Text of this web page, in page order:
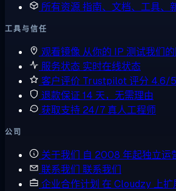
所有资源指南、文档、工具、
工具与信任
观看镜像 从你的 IP 测试我们
服务状态 实时在线状态
客户评价 Trustpilot 评分 4.6/5
退款保证 14 天，无需理由
获取支持 24/7 真人工程师
公司
关于我们 自 2008 年起独立运
联系我们 联系我们
企业合作计划 在 Cloudzy 上扩